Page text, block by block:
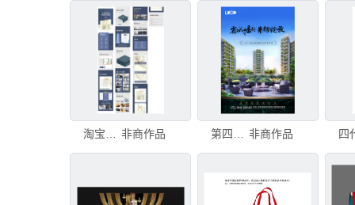
淘宝天猫包装psd模版详情页 非商作品 第四代住宅DM单海报PSD分层 非商作品